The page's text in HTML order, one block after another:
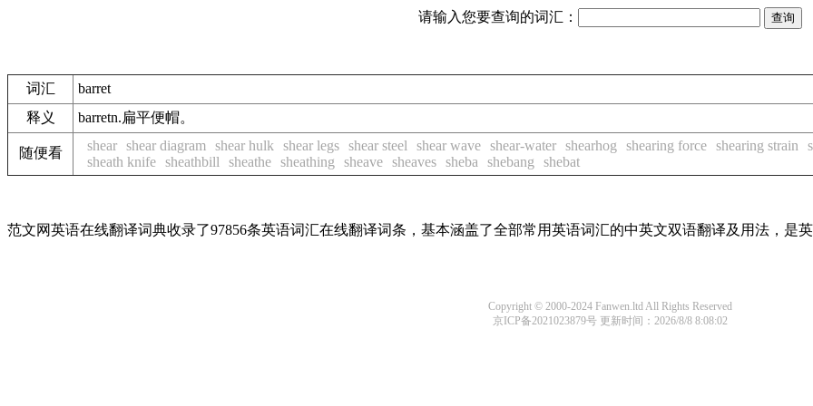
请输入您要查询的词汇：
词汇
barret
释义
barretn.扁平便帽。
随便看 shear shear diagram shear hulk shear legs shear steel shear wave shear-water shearhog shearing force shearing strain
sheath knife sheathbill sheathe sheathing sheave sheaves sheba shebang shebat
范文网英语在线翻译词典收录了97856条英语词汇在线翻译词条，基本涵盖了全部常用英语词汇的中英文双语翻译及用法，是
Copyright © 2000-2024 Fanwen.ltd All Rights Reserved
京ICP备2021023879号更新时间：2026/8/8 8:08:02